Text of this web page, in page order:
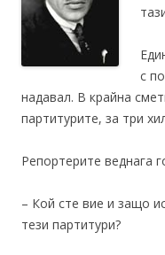
с
надавал. В крайна
партитурите, за три
Репортерите веднага
– Кой сте вие и защо
тези партитури?